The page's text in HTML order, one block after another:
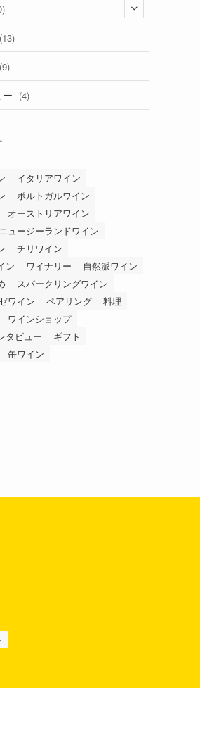
(1)
(13)
(9)
(4)
イタリアワイン
ポルトガルワイン
オーストリアワイン
ニュージーランドワイン
チリワイン
ン
ワイナリー
自然派ワイン
スパークリングワイン
ワイン ペアリング
料理
ワインショップ
タビュー
ギフト
缶ワイン